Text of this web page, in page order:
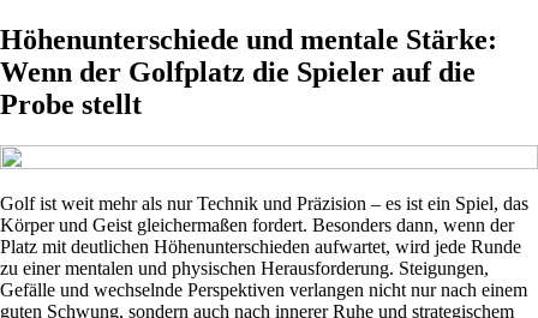
Höhenunterschiede und mentale Stärke:
Wenn der Golfplatz die Spieler auf die
Probe stellt
Golf ist weit mehr als nur Technik und Präzision – es ist ein Spiel, das
Körper und Geist gleichermaßen fordert. Besonders dann, wenn der
Platz mit deutlichen Höhenunterschieden aufwartet, wird jede Runde
zu einer mentalen und physischen Herausforderung. Steigungen,
Gefälle und wechselnde Perspektiven verlangen nicht nur nach einem
guten Schwung, sondern auch nach innerer Ruhe und strategischem